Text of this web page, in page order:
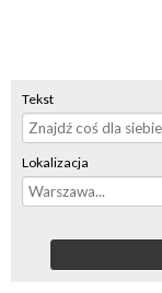
Tekst
Lokalizacja